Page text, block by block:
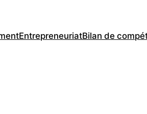
EntrepreneuriatBilan de